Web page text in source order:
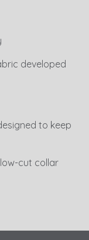
developed
to keep
cut collar